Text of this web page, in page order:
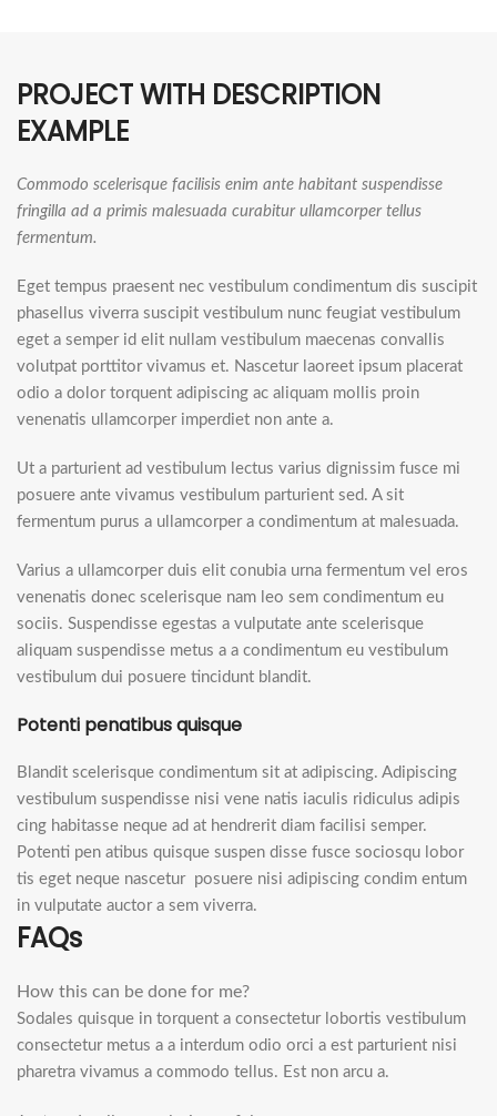
PROJECT WITH DESCRIPTION
EXAMPLE
Commodo scelerisque facilisis enim ante habitant suspendisse
fringilla ad a primis malesuada curabitur ullamcorper tellus
fermentum.
Eget tempus praesent nec vestibulum condimentum dis suscipit
phasellus viverra suscipit vestibulum nunc feugiat vestibulum
eget a semper id elit nullam vestibulum maecenas convallis
volutpat porttitor vivamus et. Nascetur laoreet ipsum placerat
odio a dolor torquent adipiscing ac aliquam mollis proin
venenatis ullamcorper imperdiet non ante a.
Ut a parturient ad vestibulum lectus varius dignissim fusce mi
posuere ante vivamus vestibulum parturient sed. A sit
fermentum purus a ullamcorper a condimentum at malesuada.
Varius a ullamcorper duis elit conubia urna fermentum vel eros
venenatis donec scelerisque nam leo sem condimentum eu
sociis. Suspendisse egestas a vulputate ante scelerisque
aliquam suspendisse metus a a condimentum eu vestibulum
vestibulum dui posuere tincidunt blandit.
Potenti penatibus quisque
Blandit scelerisque condimentum sit at adipiscing. Adipiscing
vestibulum suspendisse nisi vene natis iaculis ridiculus adipis
cing habitasse neque ad at hendrerit diam facilisi semper.
Potenti pen atibus quisque suspen disse fusce sociosqu lobor
tis eget neque nascetur posuere nisi adipiscing condim entum
in vulputate auctor a sem viverra.
FAQs
How this can be done for me?
Sodales quisque in torquent a consectetur lobortis vestibulum
consectetur metus a a interdum odio orci a est parturient nisi
pharetra vivamus a commodo tellus. Est non arcu a.